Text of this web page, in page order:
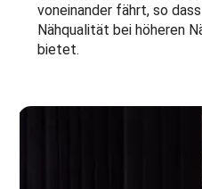
voneinander fährt, so
Nähqualität bei höheren
bietet.